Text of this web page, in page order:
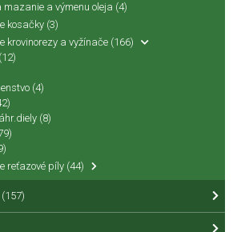
mazanie a výmenu oleja (4)
kosačky (3)
krovinorezy a vyžínače (166)
(12)
(4)
(8)
reťazové píly (44)
(157)